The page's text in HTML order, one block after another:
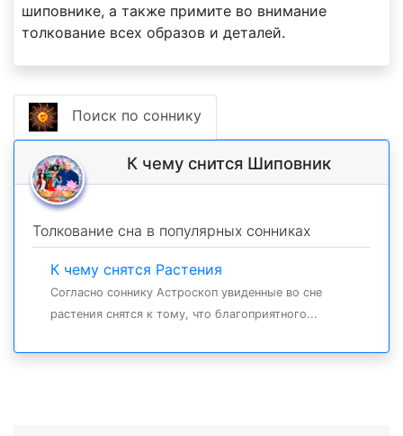
шиповнике, а также примите во внимание
толкование всех образов и деталей.
Поиск по соннику
К чему снится Шиповник
Толкование сна в популярных сонниках
К чему снятся Растения
Согласно соннику Астроскоп увиденные во сне
растения снятся к тому, что благоприятного...